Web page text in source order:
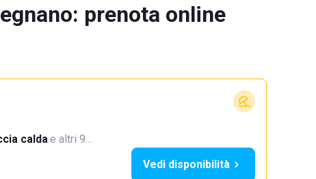
prenota online
calda·e altri 9…
Vedi disponibilità